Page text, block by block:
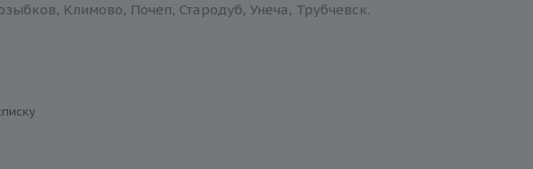
Климово, Почеп, Стародуб, Унеча, Трубчевск.